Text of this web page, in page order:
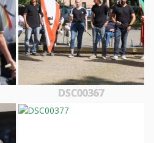
DSC00367